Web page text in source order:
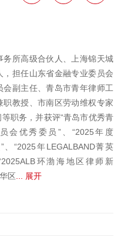
所高级合伙人、上海锦天城
，担任山东省金融专业委员会
副主任、青岛市青年律师工
教授、市南区劳动维权专家
职务，并获评“青岛市优秀青
会优秀委员”、“2025年度
“2025年LEGALBAND菁英
环渤海地区律师新
区 ... 展开